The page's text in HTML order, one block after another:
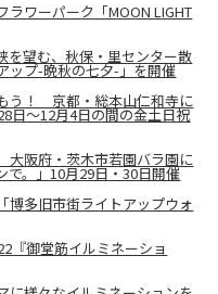
ワーパーク「MOON LIGHT
を望む、秋保・里センター散
ップ-晩秋の七夕-」を開催
う！ 京都・総本山仁和寺に
日～12月4日の間の金土日祝
阪府・茨木市若園バラ園に
で。」10月29日・30日開催
多旧市街ライトアップウォ
『御堂筋イルミネーショ